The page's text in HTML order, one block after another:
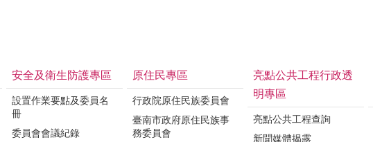
安全及衛生防護專區
設置作業要點及委員名
冊
委員會會議紀錄
原住民專區
行政院原住民族委員會
臺南市政府原住民族事
務委員會
亮點公共工程行政透
明專區
亮點公共工程查詢
新聞媒體揭露